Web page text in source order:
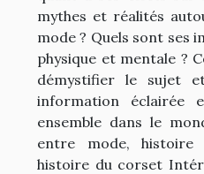
mythes et réalités
mode ? Quels sont ses
physique et mentale ?
démystifier le sujet
information éclairée
ensemble dans le
entre mode,
histoire du corset